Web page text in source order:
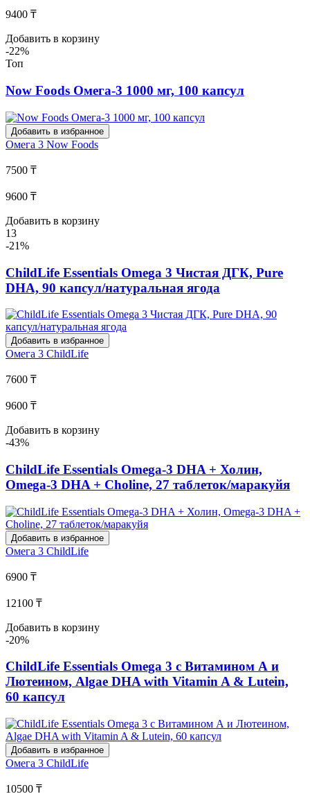
9400 ₸
Добавить в корзину
-22%
Топ
Now Foods Омега-3 1000 мг, 100 капсул
Добавить в избранное
Омега 3 Now Foods
7500 ₸
9600 ₸
Добавить в корзину
13
-21%
ChildLife Essentials Omega 3 Чистая ДГК, Pure
DHA, 90 капсул/натуральная ягода
Добавить в избранное
Омега 3 ChildLife
7600 ₸
9600 ₸
Добавить в корзину
-43%
ChildLife Essentials Omega-3 DHA + Холин,
Omega-3 DHA + Choline, 27 таблеток/маракуйя
Добавить в избранное
Омега 3 ChildLife
6900 ₸
12100 ₸
Добавить в корзину
-20%
ChildLife Essentials Omega 3 с Витамином А и
Лютеином, Algae DHA with Vitamin A & Lutein,
60 капсул
Добавить в избранное
Омега 3 ChildLife
10500 ₸